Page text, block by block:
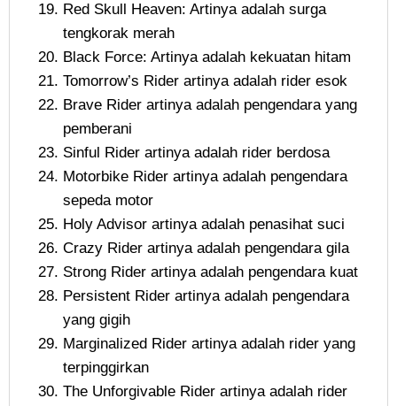
Red Skull Heaven: Artinya adalah surga
tengkorak merah
Black Force: Artinya adalah kekuatan hitam
Tomorrow’s Rider artinya adalah rider esok
Brave Rider artinya adalah pengendara yang
pemberani
Sinful Rider artinya adalah rider berdosa
Motorbike Rider artinya adalah pengendara
sepeda motor
Holy Advisor artinya adalah penasihat suci
Crazy Rider artinya adalah pengendara gila
Strong Rider artinya adalah pengendara kuat
Persistent Rider artinya adalah pengendara
yang gigih
Marginalized Rider artinya adalah rider yang
terpinggirkan
The Unforgivable Rider artinya adalah rider